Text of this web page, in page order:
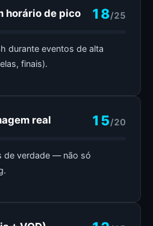
horário de pico 18/25
durante eventos de alta
finais).
real 15/20
de verdade — não só